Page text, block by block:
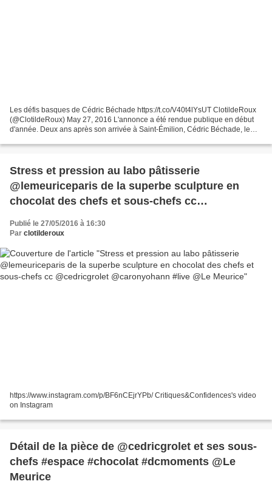
Les défis basques de Cédric Béchade https://t.co/V40t4lYsUT ClotildeRoux
(@ClotildeRoux) May 27, 2016 L'annonce a été rendue publique en début
d'année. Deux ans après son arrivée à Saint-Émilion, Cédric Béchade, le
Stress et pression au labo pâtisserie
@lemeuriceparis de la superbe sculpture en
chocolat des chefs et sous-chefs cc
Meurice
Publié le 27/05/2016 à 16:30
Par clotilderoux
https://www.instagram.com/p/BF6nCEjrYPb/ Critiques&Confidences's video
on Instagram
Détail de la pièce de @cedricgrolet et ses sous-
chefs #espace #chocolat #dcmoments @Le
Meurice